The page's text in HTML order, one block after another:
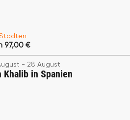
Städten
97,00 €
- 28 August
Khalib in Spanien